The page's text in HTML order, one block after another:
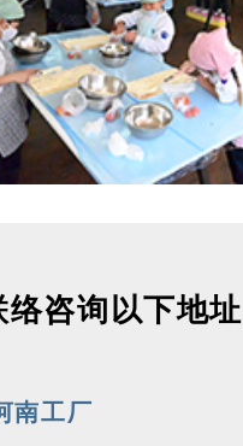
络咨询以下地址
南工厂